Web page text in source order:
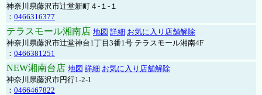
神奈川県藤沢市辻堂新町４-１-１
： 0466316377
テラスモール湘南店 地図 詳細 お気に入り店舗解除
神奈川県藤沢市辻堂神台1丁目3番1号 テラスモール湘南4F
： 0466381251
NEW湘南台店 地図 詳細 お気に入り店舗解除
神奈川県藤沢市円行1-2-1
： 0466467822